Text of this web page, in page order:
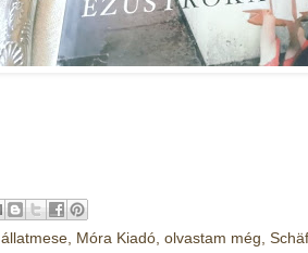
állatmese, Móra Kiadó, olvastam még,